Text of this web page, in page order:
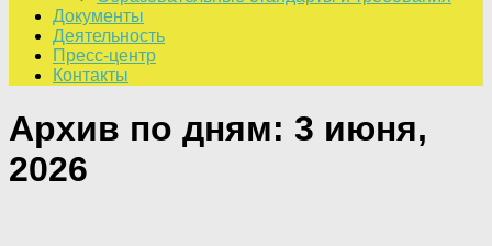
Документы
Деятельность
Пресс-центр
Контакты
Архив по дням: 3 июня,
2026